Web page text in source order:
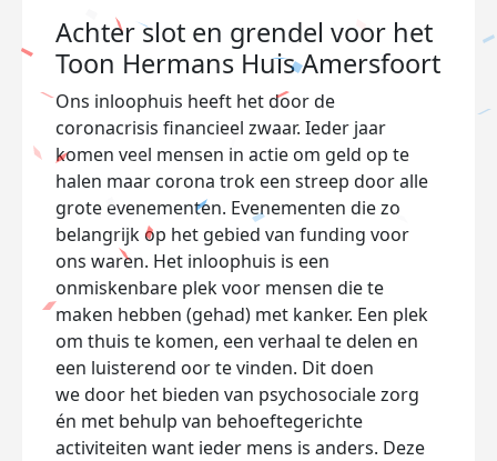
Achter slot en grendel voor het
Toon Hermans Huis Amersfoort
Ons inloophuis heeft het door de
coronacrisis financieel zwaar. Ieder jaar
komen veel mensen in actie om geld op te
halen maar corona trok een streep door alle
grote evenementen. Evenementen die zo
belangrijk op het gebied van funding voor
ons waren. Het inloophuis is een
onmiskenbare plek voor mensen die te
maken hebben (gehad) met kanker. Een plek
om thuis te komen, een verhaal te delen en
een luisterend oor te vinden. Dit doen
wedoor het bieden van psychosociale zorg
én met behulp van behoeftegerichte
activiteiten want ieder mens is anders. Deze